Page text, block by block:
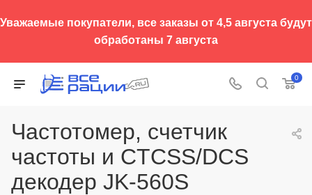
Уважаемые покупатели, все заказы от 4,5 августа будут
обработаны 7 августа
0
Частотомер, счетчик
частоты и CTCSS/DCS
декодер JK-560S